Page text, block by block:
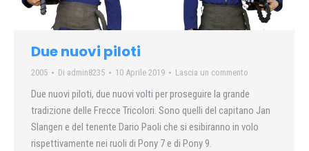
Due nuovi piloti
2005 Di admin8235 10 Aprile 2019 Lascia un commento
Due nuovi piloti, due nuovi volti per proseguire la grande
tradizione delle Frecce Tricolori. Sono quelli del capitano Jan
Slangen e del tenente Dario Paoli che si esibiranno in volo
rispettivamente nei ruoli di Pony 7 e di Pony 9.